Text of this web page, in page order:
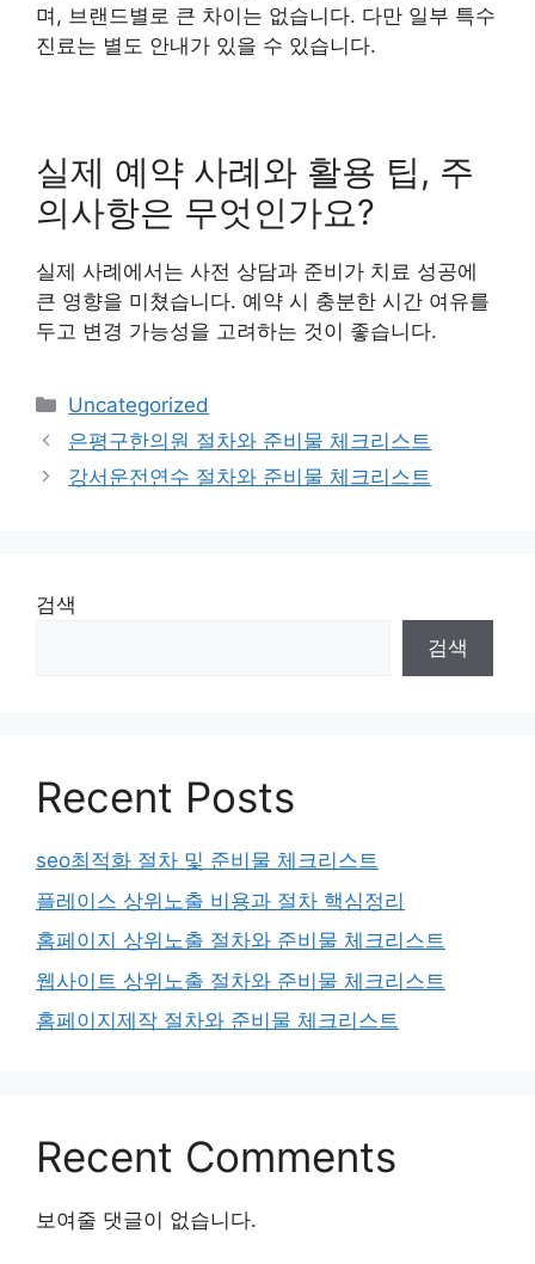
며, 브랜드별로 큰 차이는 없습니다. 다만 일부 특수
진료는 별도 안내가 있을 수 있습니다.
실제 예약 사례와 활용 팁, 주
의사항은 무엇인가요?
실제 사례에서는 사전 상담과 준비가 치료 성공에
큰 영향을 미쳤습니다. 예약 시 충분한 시간 여유를
두고 변경 가능성을 고려하는 것이 좋습니다.
카
테
리
Uncategorized
은평구한의원 절차와 준비물 체크리스트
강서운전연수 절차와 준비물 체크리스트
검색
검색
Recent Posts
seo최적화 절차 및 준비물 체크리스트
플레이스 상위노출 비용과 절차 핵심정리
홈페이지 상위노출 절차와 준비물 체크리스트
웹사이트 상위노출 절차와 준비물 체크리스트
홈페이지제작 절차와 준비물 체크리스트
Recent Comments
보여줄 댓글이 없습니다.